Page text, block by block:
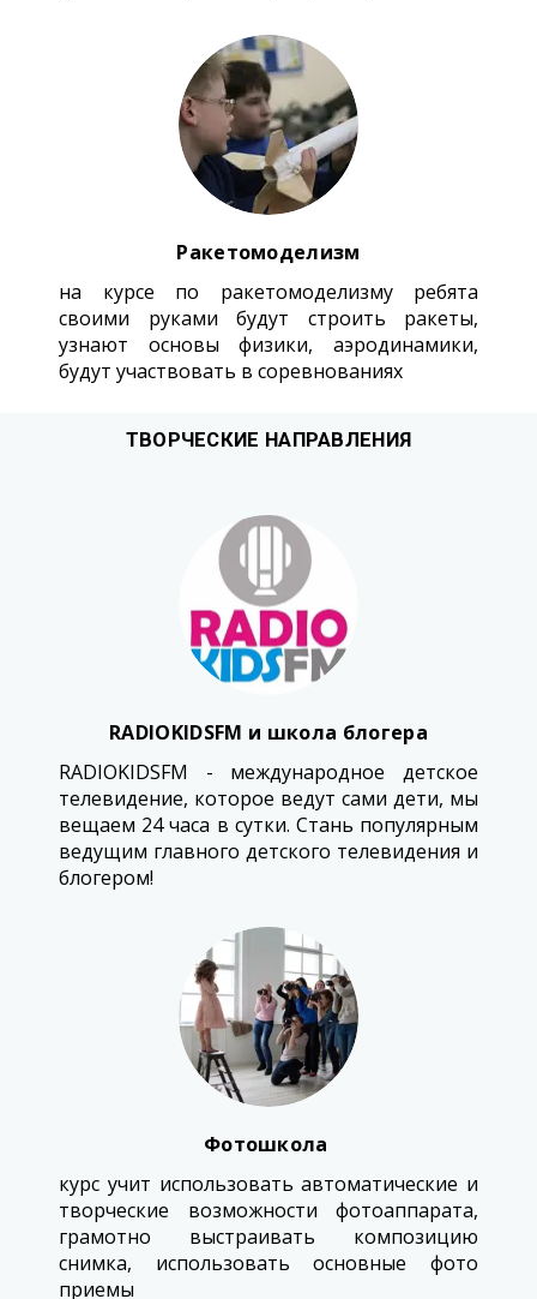
Ракетомоделизм
на курсе по ракетомоделизму ребята
своими руками будут строить ракеты,
узнают основы физики, аэродинамики,
будут участвовать в соревнованиях
ТВОРЧЕСКИЕ НАПРАВЛЕНИЯ
RADIOKIDSFM и школа блогера
RADIOKIDSFM - международное детское
телевидение, которое ведут сами дети, мы
вещаем 24 часа в сутки. Стань популярным
ведущим главного детского телевидения и
блогером!
Фотошкола
курс учит использовать автоматические и
творческие возможности фотоаппарата,
грамотно выстраивать композицию
снимка, использовать основные фото
приемы